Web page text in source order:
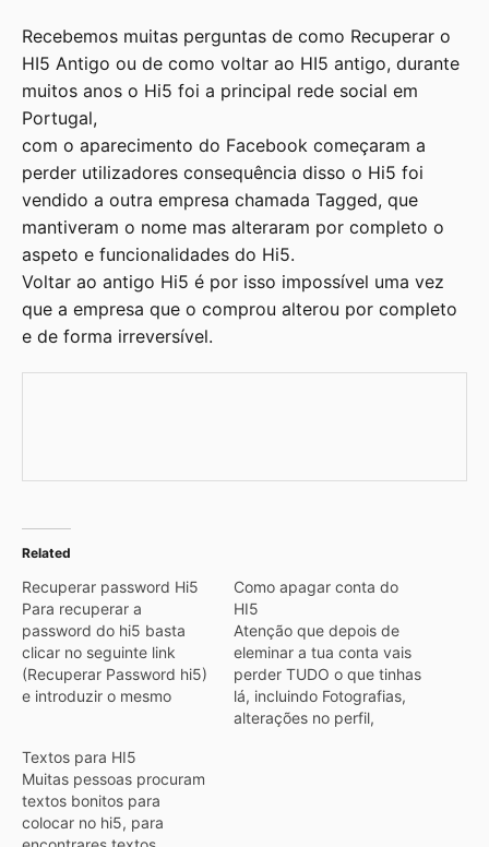
Recebemos muitas perguntas de como Recuperar o
HI5 Antigo ou de como voltar ao HI5 antigo, durante
muitos anos o Hi5 foi a principal rede social em
Portugal,
com o aparecimento do Facebook começaram a
perder utilizadores consequência disso o Hi5 foi
vendido a outra empresa chamada Tagged, que
mantiveram o nome mas alteraram por completo o
aspeto e funcionalidades do Hi5.
Voltar ao antigo Hi5 é por isso impossível uma vez
que a empresa que o comprou alterou por completo
e de forma irreversível.
Related
Recuperar password Hi5
Para recuperar a
password do hi5 basta
clicar no seguinte link
(Recuperar Password hi5)
e introduzir o mesmo
rapidamente um email
com as instruções para
mudar a password, vê
sempre na pasta de lixo
Como apagar conta do
HI5
Atenção que depois de
eleminar a tua conta vais
perder TUDO o que tinhas
lá, incluindo Fotografias,
alterações no perfil,
Textos para HI5
Muitas pessoas procuram
textos bonitos para
colocar no hi5, para